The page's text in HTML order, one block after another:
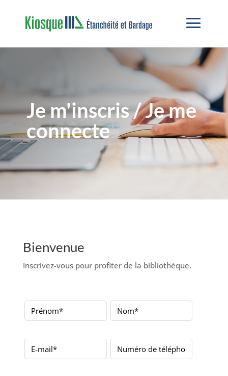
Je m'inscris / Je me
connecte
Bienvenue
Inscrivez-vous pour profiter de la bibliothèque.